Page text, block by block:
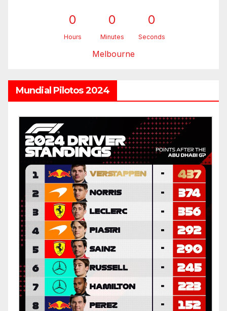
0
Hours
0
Minutes
0
Seconds
Melbourne
Mundial Pilotos 2024